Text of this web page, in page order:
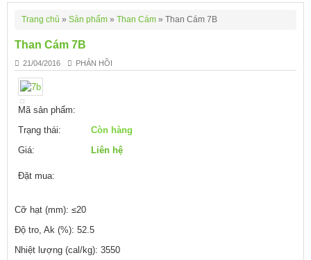
Trang chủ » Sản phẩm » Than Cám » Than Cám 7B
Than Cám 7B
21/04/2016 PHẢN HỒI
Mã sản phẩm:
Trạng thái:
Còn hàng
Giá:
Liên hệ
Đặt mua:
Cỡ hạt (mm): ≤20
Độ tro, Ak (%): 52.5
Nhiệt lượng (cal/kg): 3550